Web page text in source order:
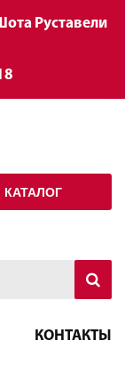
Руставели
КАТАЛОГ
КОНТАКТЫ